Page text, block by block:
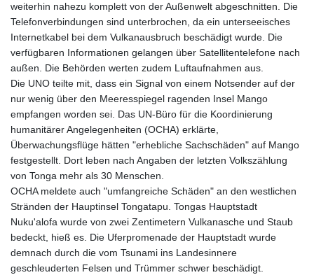
weiterhin nahezu komplett von der Außenwelt abgeschnitten. Die
Telefonverbindungen sind unterbrochen, da ein unterseeisches
Internetkabel bei dem Vulkanausbruch beschädigt wurde. Die
verfügbaren Informationen gelangen über Satellitentelefone nach
außen. Die Behörden werten zudem Luftaufnahmen aus.
Die UNO teilte mit, dass ein Signal von einem Notsender auf der
nur wenig über den Meeresspiegel ragenden Insel Mango
empfangen worden sei. Das UN-Büro für die Koordinierung
humanitärer Angelegenheiten (OCHA) erklärte,
Überwachungsflüge hätten "erhebliche Sachschäden" auf Mango
festgestellt. Dort leben nach Angaben der letzten Volkszählung
von Tonga mehr als 30 Menschen.
OCHA meldete auch "umfangreiche Schäden" an den westlichen
Stränden der Hauptinsel Tongatapu. Tongas Hauptstadt
Nuku'alofa wurde von zwei Zentimetern Vulkanasche und Staub
bedeckt, hieß es. Die Uferpromenade der Hauptstadt wurde
demnach durch die vom Tsunami ins Landesinnere
geschleuderten Felsen und Trümmer schwer beschädigt.